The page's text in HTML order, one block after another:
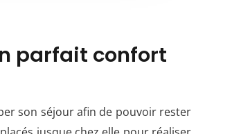
parfait confort
son séjour afin de pouvoir rester